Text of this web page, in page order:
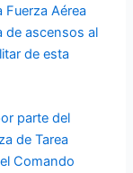
Fuerza Aérea
de ascensos al
de esta
parte del
de Tarea
Comando